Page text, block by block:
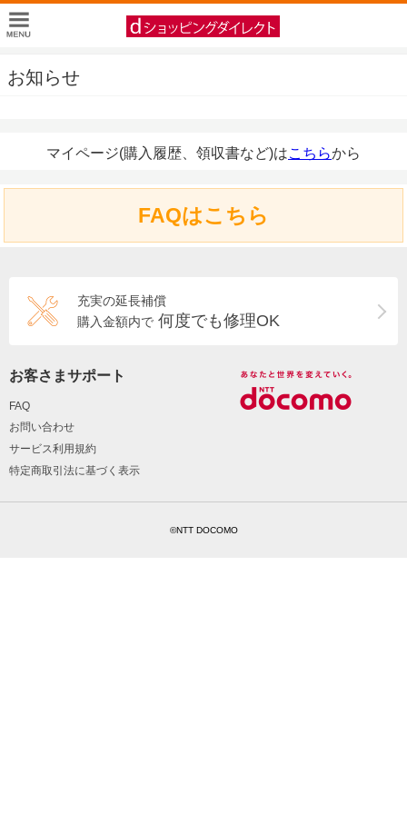
お知らせ
マイページ(購入履歴、領収書など)はこちらから
FAQはこちら
充実の延長補償
購入金額内で 何度でも修理OK
お客さまサポート
FAQ
お問い合わせ
サービス利用規約
特定商取引法に基づく表示
©NTT DOCOMO